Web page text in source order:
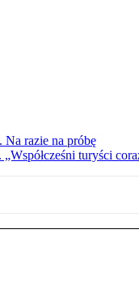
razie na próbę
turyści